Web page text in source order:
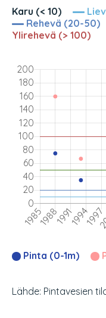
Karu (< 10)
Rehevä (20-50)
Ylirehevä (> 100)
Pinta (0-1m)
Lähde: Pintavesien